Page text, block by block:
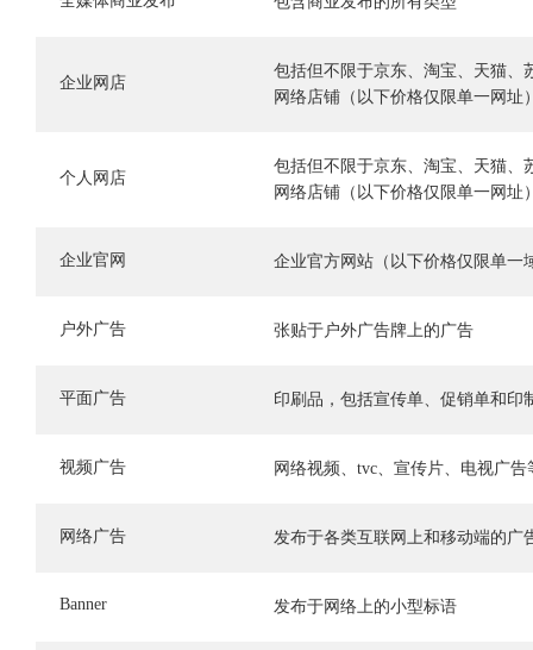
企业网店
包括但不限于京东、淘宝、天猫、
网络店铺（以下价格仅限单一网址
个人网店
包括但不限于京东、淘宝、天猫、
网络店铺（以下价格仅限单一网址
企业官网 企业官方网站（以下价格仅限单一
户外广告 张贴于户外广告牌上的广告
平面广告 印刷品，包括宣传单、促销单和印
视频广告 网络视频、tvc、宣传片、电视广告
网络广告 发布于各类互联网上和移动端的广
Banner 发布于网络上的小型标语